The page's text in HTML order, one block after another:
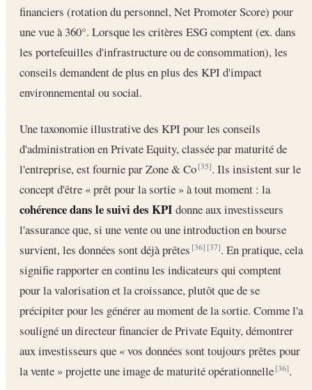
financiers (rotation du personnel, Net Promoter Score) pour
une vue à 360°. Lorsque les critères ESG comptent (ex. dans
les portefeuilles d'infrastructure ou de consommation), les
conseils demandent de plus en plus des KPI d'impact
environnemental ou social.
Une taxonomie illustrative des KPI pour les conseils
d'administration en Private Equity, classée par maturité de
l'entreprise, est fournie par Zone & Co[35]. Ils insistent sur le
concept d'être « prêt pour la sortie » à tout moment : la
cohérence dans le suivi des KPI donne aux investisseurs
l'assurance que, si une vente ou une introduction en bourse
survient, les données sont déjà prêtes[36] [37]. En pratique, cela
signifie rapporter en continu les indicateurs qui comptent
pour la valorisation et la croissance, plutôt que de se
précipiter pour les générer au moment de la sortie. Comme l'a
souligné un directeur financier de Private Equity, démontrer
aux investisseurs que « vos données sont toujours prêtes pour
la vente » projette une image de maturité opérationnelle[36].